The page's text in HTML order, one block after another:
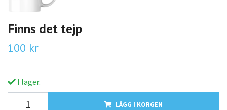
Finns det tejp
100 kr
I lager.
LÄGG I KORGEN